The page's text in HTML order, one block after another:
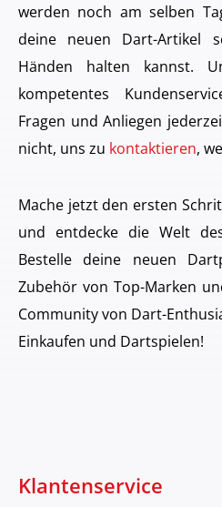
werden noch am selben
deine neuen Dart-Artikel
Händen halten kannst.
kompetentes
Fragen und Anliegen
nicht, uns zu kontaktieren,
Mache jetzt den ersten
und entdecke die Welt
Bestelle deine neuen
Zubehör von Top-Marken
Community von Dart-
Einkaufen und Dartspielen!
Klantenservice